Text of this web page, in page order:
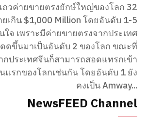
วค่ายขายตรงยักษ์ใหญ่ของโลก 32
เกิน $1,000 Million โดยอันดับ 1-5
ใจ เพราะมีค่ายขายตรงจากประเทศ
ดขึ้นมาเป็นอันดับ 2 ของโลก ขณะที่
ประเทศจีนก็สามารถสอดแทรกเข้า
แรกของโลกเช่นกัน โดยอันดับ 1 ยัง
คงเป็น Amway...
NewsFEED Channel